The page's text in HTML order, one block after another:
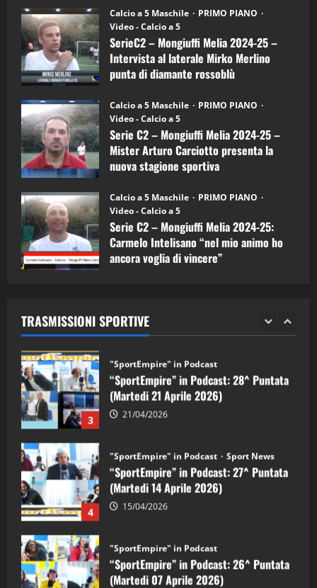
6)
–
Intervista
a
mister
Arturo
Carciotto
(Mongiuffi
Calcio a 5 Maschile
PRIMO PIANO
Video - Calcio a 5
SerieC2 – Mongiuffi Melia 2024-25 –
Intervista al laterale Mirko Merlino
punta di diamante rossoblù
Calcio a 5 Maschile
PRIMO PIANO
Video - Calcio a 5
Serie C2 – Mongiuffi Melia 2024-25 –
Mister Arturo Carciotto presenta la
nuova stagione sportiva
Calcio a 5 Maschile
PRIMO PIANO
Video - Calcio a 5
Serie C2 – Mongiuffi Melia 2024-25:
Carmelo Intelisano “nel mio animo ho
ancora voglia di vincere”
TRASMISSIONI SPORTIVE
4
“SportEmpire” in Podcast: 27^ Puntata
(Martedi 14 Aprile 2026)
15/04/2026
5
“SportEmpire” in Podcast: 26^ Puntata
(Martedi 07 Aprile 2026)
08/04/2026
1
“SportEmpire” in Podcast: 30^ Puntata
(Martedi 05 Maggio 2026)
08/05/2026
2 28/04/2026
3
"SportEmpire" in Podcast
“SportEmpire” in Podcast: 28^ Puntata
(Martedi 21 Aprile 2026)
21/04/2026
4
"SportEmpire" in Podcast Sport News
“SportEmpire” in Podcast: 27^ Puntata
(Martedi 14 Aprile 2026)
15/04/2026
"SportEmpire" in Podcast
“SportEmpire” in Podcast: 26^ Puntata
(Martedi 07 Aprile 2026)